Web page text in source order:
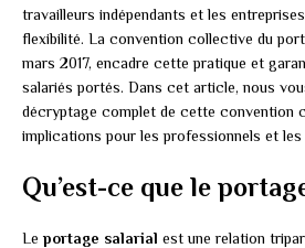
travailleurs indépendants et les
flexibilité. La convention collective du
mars 2017, encadre cette pratique et
salariés portés. Dans cet article, nous
décryptage complet de cette convention
implications pour les professionnels et les
Qu’est-ce que le
Le portage salarial est une relation